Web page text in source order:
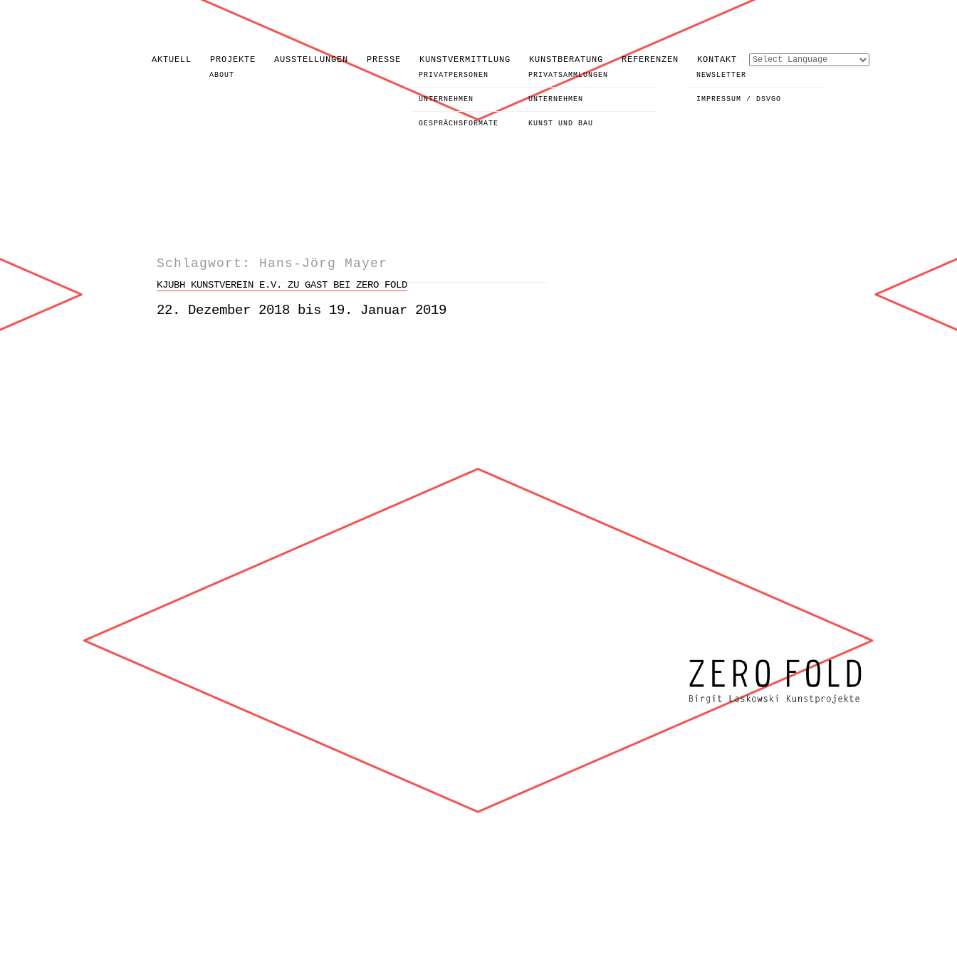
AKTUELL PROJEKTE
ABOUT
AUSSTELLUNGEN PRESSE KUNSTVERMITTLUNG
PRIVATPERSONEN
UNTERNEHMEN
GESPRÄCHSFORMATE
KUNSTBERATUNG
PRIVATSAMMLUNGEN
UNTERNEHMEN
KUNST UND BAU
REFERENZEN KONTAKT
NEWSLETTER
IMPRESSUM / DSVGO
Schlagwort: Hans-Jörg Mayer
KJUBH KUNSTVEREIN E.V. ZU GAST BEI ZERO FOLD
22. Dezember 2018 bis 19. Januar 2019